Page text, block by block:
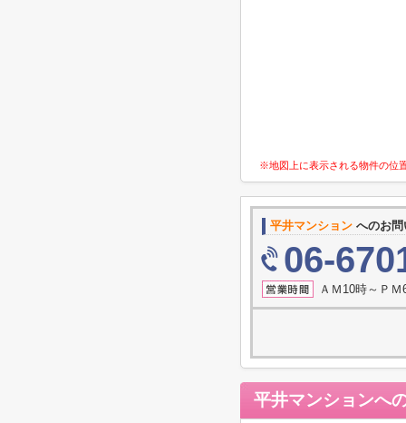
※地図上に表示される物件の位
平井マンション へのお
06-
ＡＭ10時～Ｐ
平井マンションへ